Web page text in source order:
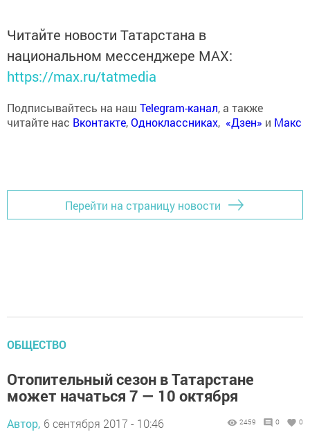
Читайте новости Татарстана в
национальном мессенджере MАХ:
https://max.ru/tatmedia
Подписывайтесь на наш Telegram-канал, а также
читайте нас Вконтакте,Одноклассниках, «Дзен» и Макс
Перейти на страницу новости
ОБЩЕСТВО
Отопительный сезон в Татарстане
может начаться 7 — 10 октября
Автор, 6 сентября 2017 - 10:46 2459 0 0